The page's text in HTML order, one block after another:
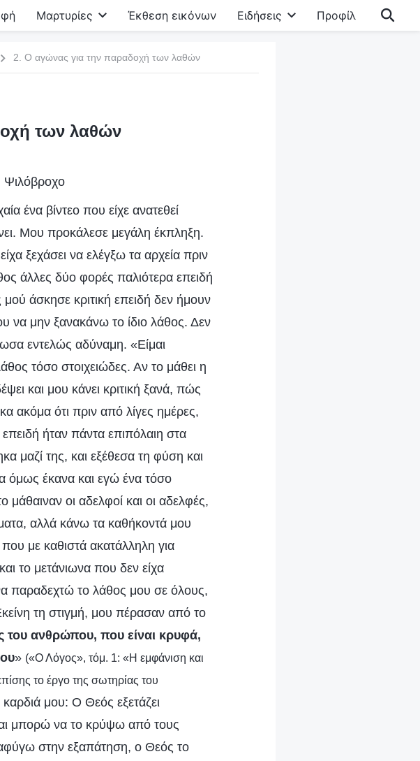
Μαρτυρίες Έκθεση εικόνων Ειδήσεις Προφίλ
2. Ο αγώνας για την παραδοχή των λαθών
των λαθών
Ψιλόβροχο
ένα βίντεο που είχε ανατεθεί
Μου προκάλεσε μεγάλη έκπληξη.
ξεχάσει να ελέγξω τα αρχεία πριν
άλλες δύο φορές παλιότερα επειδή
μού άσκησε κριτική επειδή δεν ήμουν
να μην ξανακάνω το ίδιο λάθος. Δεν
εντελώς αδύναμη. «Είμαι
τόσο στοιχειώδες. Αν το μάθει η
και μου κάνει κριτική ξανά, πώς
ότι πριν από λίγες ημέρες,
ήταν πάντα επιπόλαιη στα
μαζί της, και εξέθεσα τη φύση και
όμως έκανα και εγώ ένα τόσο
μάθαιναν οι αδελφοί και οι αδελφές,
αλλά κάνω τα καθήκοντά μου
με καθιστά ακατάλληλη για
το μετάνιωνα που δεν είχα
παραδεχτώ το λάθος μου σε όλους,
τη στιγμή, μου πέρασαν από το
του ανθρώπου, που είναι κρυφά,
» («Ο Λόγος», τόμ. 1: «Η εμφάνιση και
το έργο της σωτηρίας του
μου: Ο Θεός εξετάζει
μπορώ να το κρύψω από τους
στην εξαπάτηση, ο Θεός το